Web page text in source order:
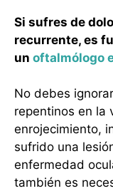
Si sufres de
recurrente, es
un oftalmólogo
No debes
repentinos en la
enrojecimiento,
sufrido una
enfermedad
también es